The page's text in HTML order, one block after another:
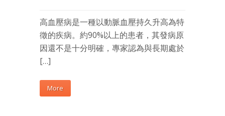
高血壓病是一種以動脈血壓持久升高為特
徵的疾病。約90%以上的患者，其發病原
因還不是十分明確，專家認為與長期處於
[…]
More